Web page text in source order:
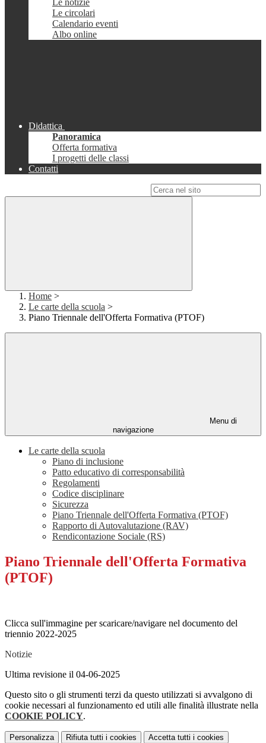
Le notizie
Le circolari
Calendario eventi
Albo online
Didattica
Panoramica
Offerta formativa
I progetti delle classi
Contatti
Home >
Le carte della scuola >
Piano Triennale dell'Offerta Formativa (PTOF)
Menu di
navigazione
Le carte della scuola
Piano di inclusione
Patto educativo di corresponsabilità
Regolamenti
Codice disciplinare
Sicurezza
Piano Triennale dell'Offerta Formativa (PTOF)
Rapporto di Autovalutazione (RAV)
Rendicontazione Sociale (RS)
Piano Triennale dell'Offerta Formativa
(PTOF)
Clicca sull'immagine per scaricare/navigare nel documento del
triennio 2022-2025
Notizie
Ultima revisione il 04-06-2025
Questo sito o gli strumenti terzi da questo utilizzati si avvalgono di
cookie necessari al funzionamento ed utili alle finalità illustrate nella
COOKIE POLICY.
Personalizza Rifiuta tutti i cookies Accetta tutti i cookies